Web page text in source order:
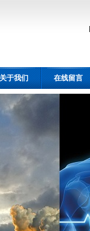
关于我们 在线留言